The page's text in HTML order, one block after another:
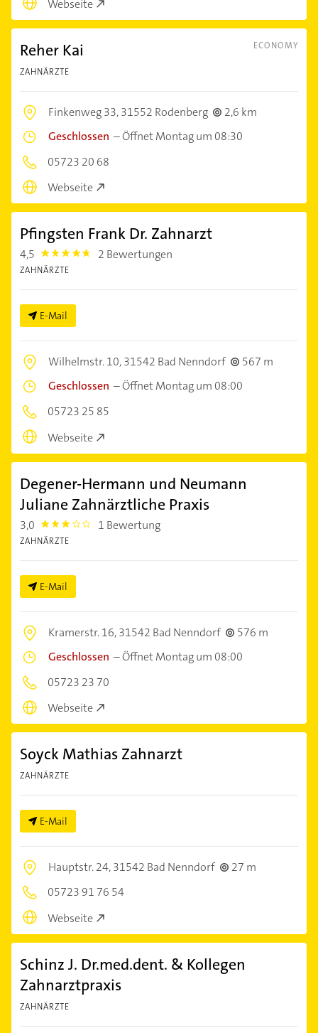
Webseite
ECONOMY
Reher Kai
ZAHNÄRZTE
Finkenweg 33,31552 Rodenberg
2,6 km
Geschlossen –Öffnet Montag um 08:30
05723 20 68
Webseite
Pfingsten Frank Dr. Zahnarzt
4,5 4.5 2 Bewertungen
ZAHNÄRZTE
E-Mail
Wilhelmstr. 10,31542 Bad Nenndorf
567 m
Geschlossen –Öffnet Montag um 08:00
05723 25 85
Webseite
Degener-Hermann und Neumann
Juliane Zahnärztliche Praxis
3,0 3.0 1 Bewertung
ZAHNÄRZTE
E-Mail
Kramerstr. 16,31542 Bad Nenndorf
576 m
Geschlossen –Öffnet Montag um 08:00
05723 23 70
Webseite
Soyck Mathias Zahnarzt
ZAHNÄRZTE
E-Mail
Hauptstr. 24,31542 Bad Nenndorf
27 m
05723 91 76 54
Webseite
Schinz J. Dr.med.dent. & Kollegen
Zahnarztpraxis
ZAHNÄRZTE